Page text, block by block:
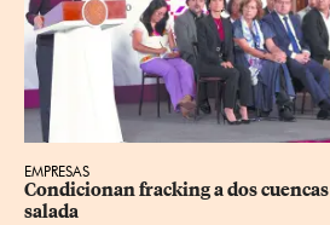
EMPRESAS
Condicionan fracking a dos
salada